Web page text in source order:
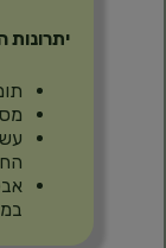
יתרונות